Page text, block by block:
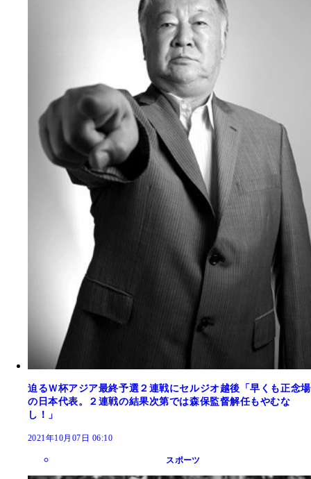
迫るＷ杯アジア最終予選２連戦にセルジオ越後「早くも正念場
の日本代表。２連戦の結果次第では森保監督解任もやむな
し！」
2021年10月07日 06:10
スポーツ